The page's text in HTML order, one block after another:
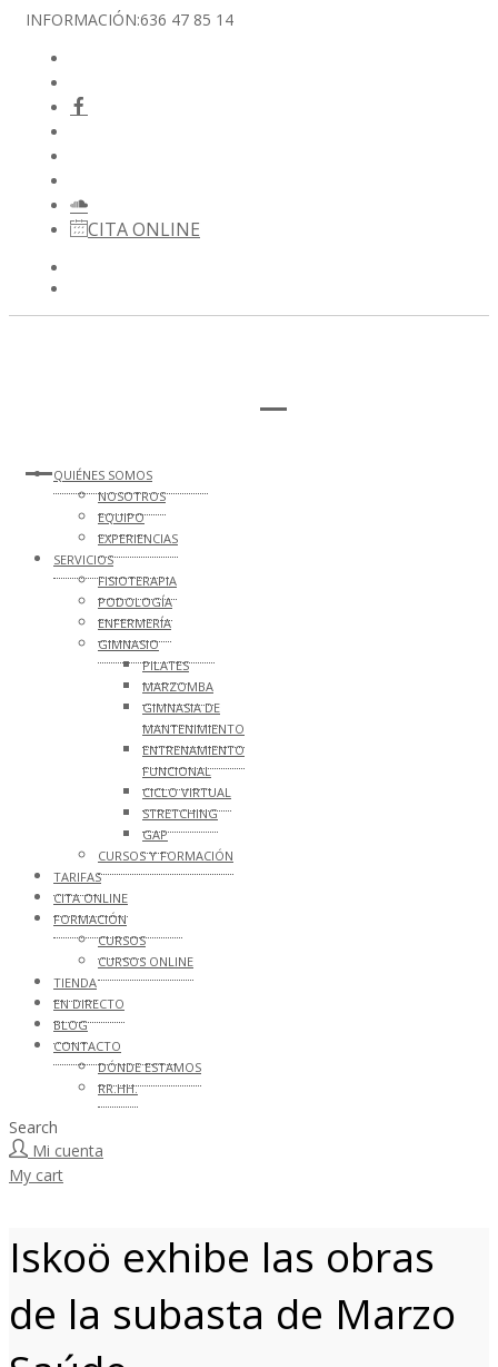
INFORMACIÓN:636 47 85 14
CITA ONLINE
QUIÉNES SOMOS
NOSOTROS
EQUIPO
EXPERIENCIAS
SERVICIOS
FISIOTERAPIA
PODOLOGÍA
ENFERMERÍA
GIMNASIO
PILATES
MARZOMBA
GIMNASIA DE
MANTENIMIENTO
ENTRENAMIENTO
FUNCIONAL
CICLO VIRTUAL
STRETCHING
GAP
CURSOS Y FORMACIÓN
TARIFAS
CITA ONLINE
FORMACIÓN
CURSOS
CURSOS ONLINE
TIENDA
EN DIRECTO
BLOG
CONTACTO
DÓNDE ESTAMOS
RR.HH.
Search
Mi cuenta
My cart
Iskoö exhibe las obras
de la subasta de Marzo